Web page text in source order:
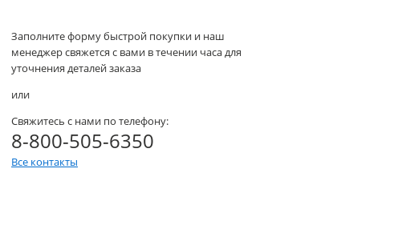
Заполните форму быстрой покупки и наш
менеджер свяжется с вами в течении часа для
уточнения деталей заказа
или
Свяжитесь с нами по телефону:
8-800-505-6350
Все контакты